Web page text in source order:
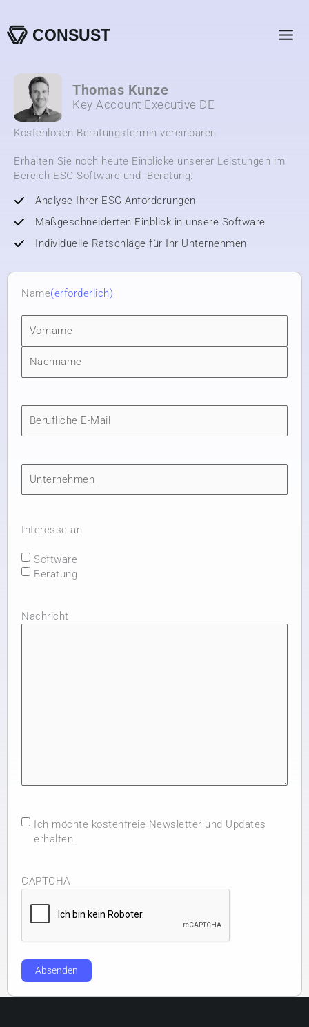
springen
Thomas Kunze
Key Account Executive DE
Kostenlosen Beratungstermin vereinbaren
Erhalten Sie noch heute Einblicke unserer Leistungen im
Bereich ESG-Software und -Beratung:
Analyse Ihrer ESG-Anforderungen
Maßgeschneiderten Einblick in unsere Software
Individuelle Ratschläge für Ihr Unternehmen
Name(erforderlich)
Mail(erforderlich)
Interesse an
Software
Beratung
Nachricht
Newsletter
Opt-
Ich möchte kostenfreie Newsletter und Updates
erhalten.
CAPTCHA
Absenden